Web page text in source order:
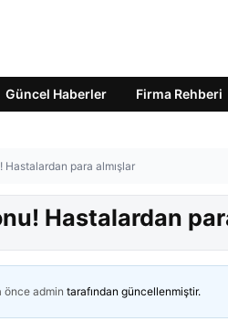
Güncel Haberler Firma Rehberi
para almışlar
Hastalardan
önce admin tarafından güncellenmiştir.